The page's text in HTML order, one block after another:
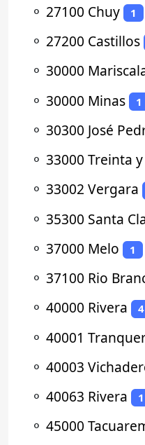
⚬ 27100 Chuy 1
⚬ 27200 Castillos
⚬ 30000
⚬ 30000 Minas 1
⚬ 30300 José
⚬ 33000 Treinta
⚬ 33002 Vergara
⚬ 35300 Santa
⚬ 37000 Melo 1
⚬ 37100 Rio
⚬ 40000 Rivera 4
⚬ 40001
⚬ 40003
⚬ 40063 Rivera 1
⚬ 45000